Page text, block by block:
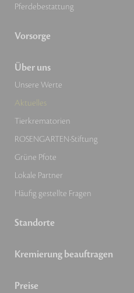
Pferdebestattung
Vorsorge
Über uns
Unsere Werte
Aktuelles
Tierkrematorien
ROSENGARTEN-Stiftung
Grüne Pfote
Lokale Partner
Häufig gestellte Fragen
Standorte
Kremierung beauftragen
Preise